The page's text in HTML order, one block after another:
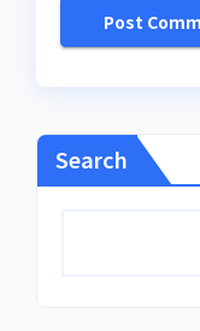
Search